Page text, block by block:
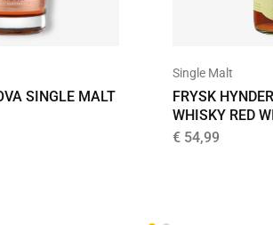
SINGLE MALT
Single Malt
FRYSK
WHISKY RED
€ 54,99